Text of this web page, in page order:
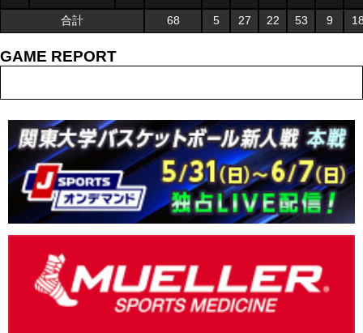
合計 68 5 27 22 53 9
GAME REPORT